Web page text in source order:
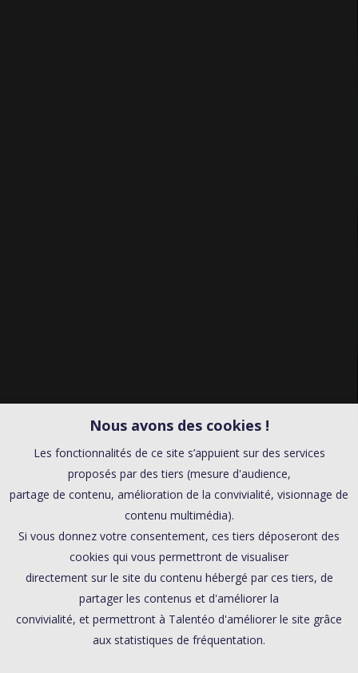
Nous avons des cookies !
Les fonctionnalités de ce site s’appuient sur des services
proposés par des tiers (mesure d'audience,
partage de contenu, amélioration de la convivialité, visionnage de
contenu multimédia).
Si vous donnez votre consentement, ces tiers déposeront des
cookies qui vous permettront de visualiser
directement sur le site du contenu hébergé par ces tiers, de
partager les contenus et d'améliorer la
convivialité, et permettront à Talentéo d'améliorer le site grâce
aux statistiques de fréquentation.